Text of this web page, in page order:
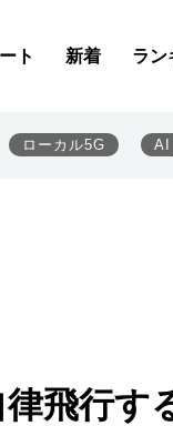
ト 新着 ラン
ローカル5G AI
飛行す